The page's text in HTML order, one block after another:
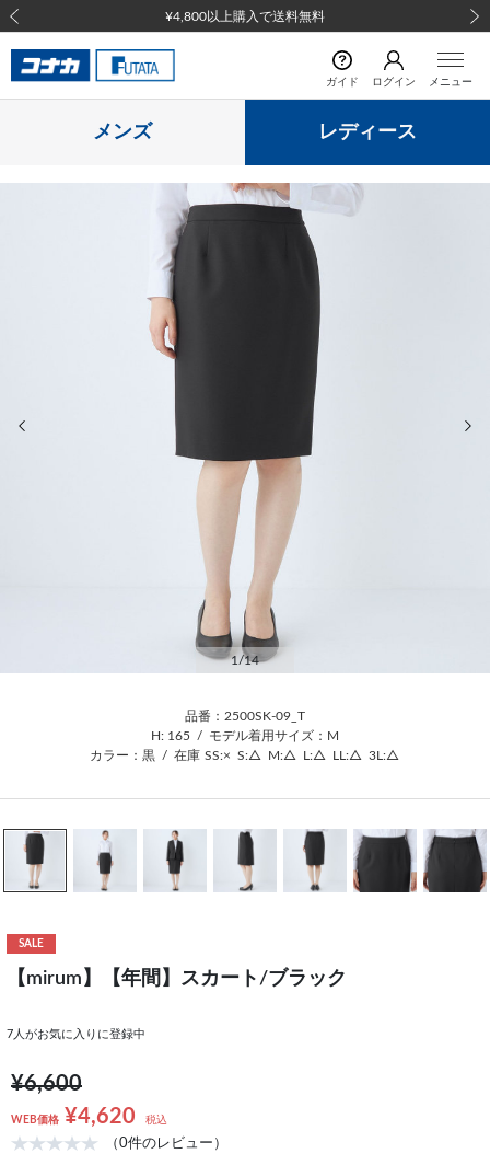
¥4,800以上購入で送料無料
前の画像
ガイド ログイン メニュー
メンズ レディース
1 /14
品番：2500SK-09_T
H: 165
/ モデル着用サイズ：M
カラー：黒
/ 在庫 SS:× S:△ M:△ L:△ LL:△ 3L:△
SALE
【mirum】【年間】スカート/ブラック
7 人がお気に入りに登録中
¥6,600
WEB価格 ¥4,620 税込
（0件のレビュー）